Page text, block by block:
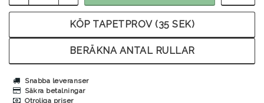
BERÄKNA ANTAL RULLAR
KÖP TAPETPROV (35 SEK)
Snabba leveranser
Säkra betalningar
Otroliga priser